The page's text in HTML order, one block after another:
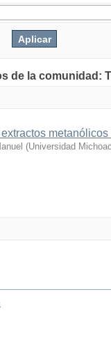
de la comunidad:
(Universidad